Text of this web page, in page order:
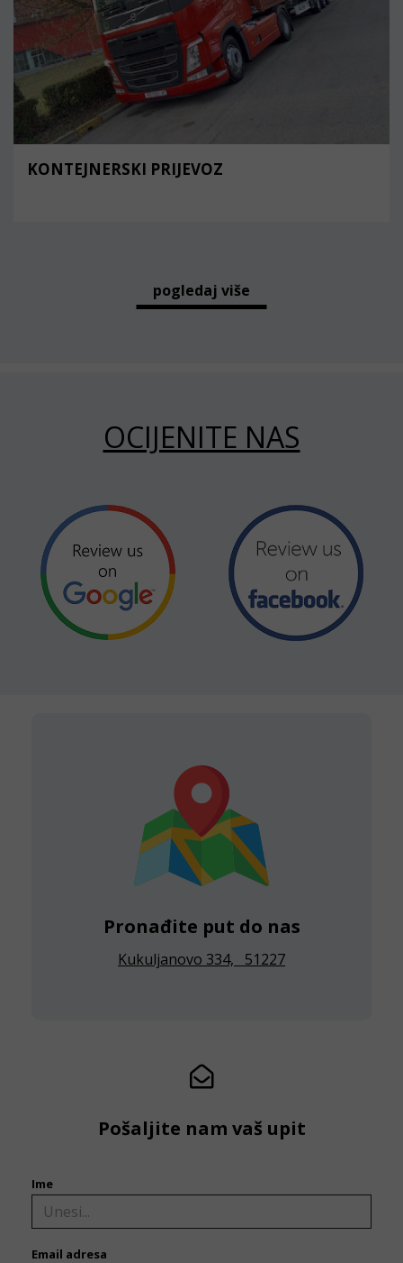
KONTEJNERSKI PRIJEVOZ
pogledaj više
OCIJENITE NAS
Pronađite put do nas
Kukuljanovo 334, 51227
Pošaljite nam vaš upit
Ime
Email adresa